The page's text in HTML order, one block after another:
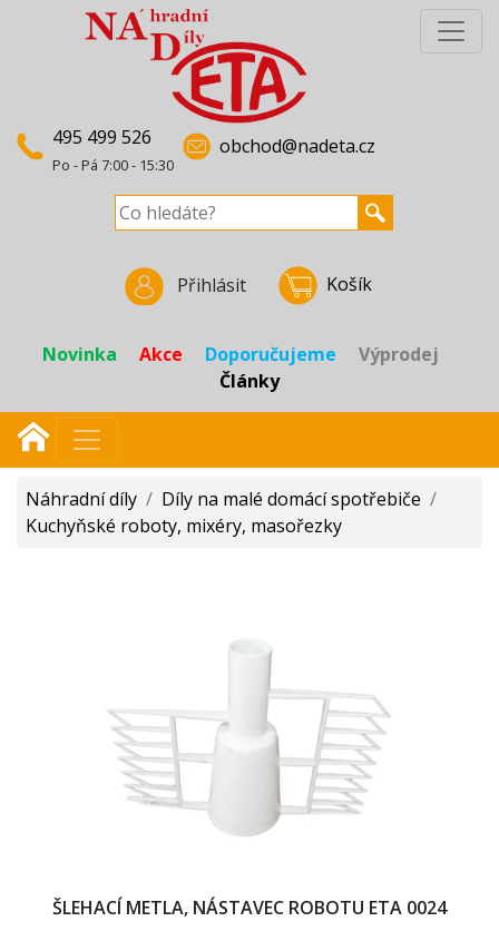
495 499 526
Po - Pá 7:00 - 15:30
obchod@nadeta.cz
Přihlásit Košík
Novinka Akce Doporučujeme
Výprodej
Články
Náhradní díly / Díly na malé domácí spotřebiče /
Kuchyňské roboty, mixéry, masořezky
ŠLEHACÍ METLA, NÁSTAVEC ROBOTU ETA 0024